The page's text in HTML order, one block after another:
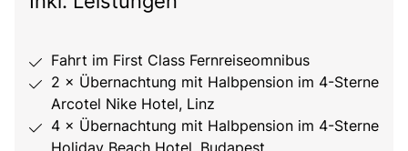
Fahrt im First Class Fernreiseomnibus
2 × Übernachtung mit Halbpension im 4-Sterne
Arcotel Nike Hotel, Linz
4 × Übernachtung mit Halbpension im 4-Sterne